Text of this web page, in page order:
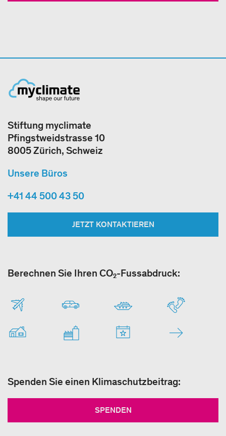
Stiftung myclimate
Pfingstweidstrasse 10
8005 Zürich, Schweiz
Unsere Büros
+41 44 500 43 50
JETZT KONTAKTIEREN
Berechnen Sie Ihren CO₂-Fussabdruck:
Spenden Sie einen Klimaschutzbeitrag:
SPENDEN